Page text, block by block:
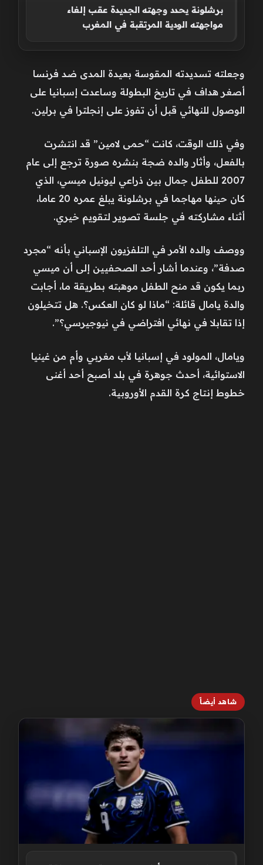
برشلونة يحدد وجهته الجديدة عقب إلغاء
مواجهته الودية المرتقبة في المغرب
وجعلته تسديدته المقوسة بعيدة المدى ​ضد ‌فرنسا
⁠أصغر هداف ​في تاريخ ⁠البطولة وساعدت إسبانيا على
الوصول للنهائي قبل أن تفوز على إنجلترا في برلين.
وفي ذلك الوقت، كانت “حمى لامين” قد انتشرت
بالفعل، وأثار والده ضجة بنشره صورة ترجع إلى عام
2007 للطفل جمال بين ذراعي ليونيل ميسي، الذي
كان حينها مهاجما في برشلونة يبلغ عمره 20 عاما،
أثناء مشاركته في جلسة تصوير لتقويم خيري.
ووصف والده الأمر في التلفزيون الإسباني بأنه “مجرد
صدفة”، وعندما أشار أحد الصحفيين ⁠إلى أن ميسي
ربما يكون قد منح الطفل موهبته ‌بطريقة ما، أجابت
والدة يامال قائلة: “ماذا لو ‌كان العكس؟. هل تتخيلون
إذا تقابلا في نهائي ​افتراضي في نيوجيرسي؟”.
ويامال، المولود في ‌إسبانيا لأب مغربي وأم من غينيا
الاستوائية، أحدث جوهرة في بلد أصبح ‌أحد أغنى
خطوط إنتاج كرة القدم الأوروبية.
شاهد أيضاً